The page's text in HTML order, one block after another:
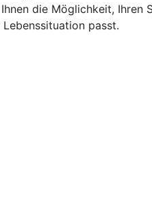
die Möglichkeit,
passt.